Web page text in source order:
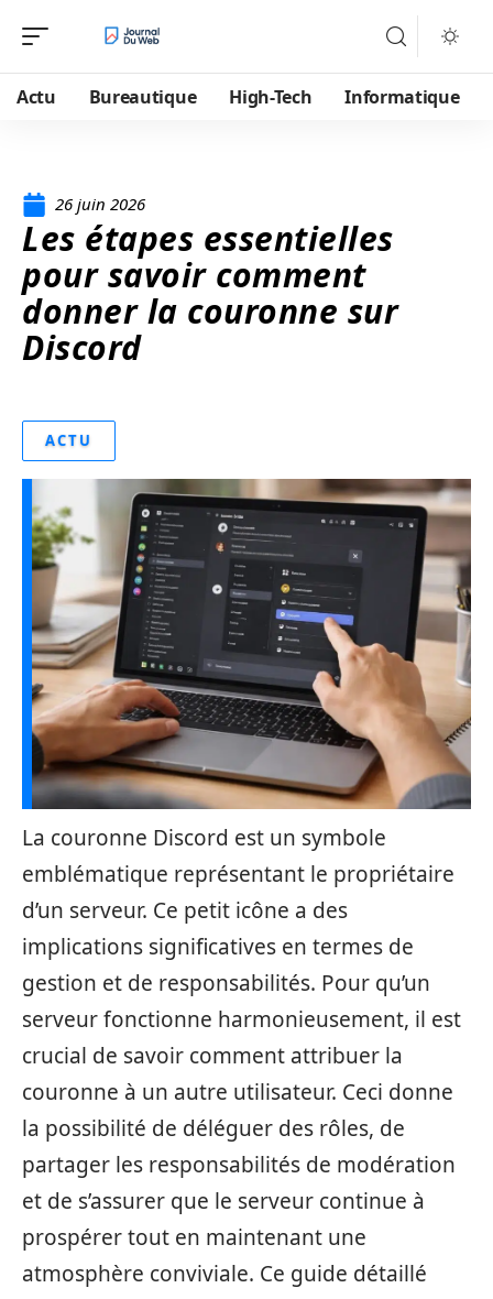
Actu Bureautique High-Tech Informatique
26 juin 2026
Les étapes essentielles
pour savoir comment
donner la couronne sur
Discord
ACTU
La couronne Discord est un symbole
emblématique représentant le propriétaire
d’un serveur. Ce petit icône a des
implications significatives en termes de
gestion et de responsabilités. Pour qu’un
serveur fonctionne harmonieusement, il est
crucial de savoir comment attribuer la
couronne à un autre utilisateur. Ceci donne
la possibilité de déléguer des rôles, de
partager les responsabilités de modération
et de s’assurer que le serveur continue à
prospérer tout en maintenant une
atmosphère conviviale. Ce guide détaillé